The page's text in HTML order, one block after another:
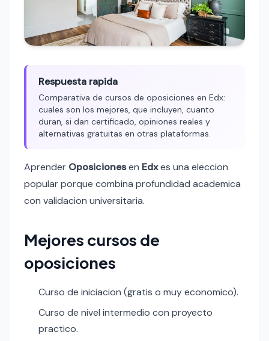
Respuesta rapida
Comparativa de cursos de oposiciones en Edx:
cuales son los mejores, que incluyen, cuanto
duran, si dan certificado, opiniones reales y
alternativas gratuitas en otras plataformas.
Aprender Oposicionesen Edxes una eleccion
popular porque combina profundidad academica
con validacion universitaria.
Mejores cursos de
oposiciones
Curso de iniciacion (gratis o muy economico).
Curso de nivel intermedio con proyecto
practico.